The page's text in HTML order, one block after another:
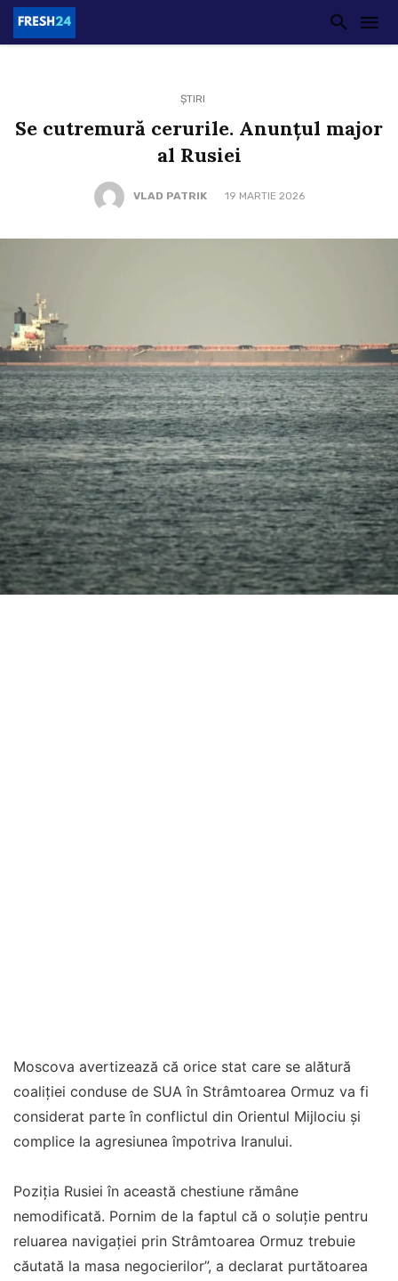
ȘTIRI
Se cutremură cerurile. Anunțul major
al Rusiei
VLAD PATRIK 19 MARTIE 2026
Moscova avertizează că orice stat care se alătură
coaliției conduse de SUA în Strâmtoarea Ormuz va fi
considerat parte în conflictul din Orientul Mijlociu și
complice la agresiunea împotriva Iranului.
Poziţia Rusiei în această chestiune rămâne
nemodificată. Pornim de la faptul că o soluţie pentru
reluarea navigaţiei prin Strâmtoarea Ormuz trebuie
căutată la masa negocierilor”, a declarat purtătoarea